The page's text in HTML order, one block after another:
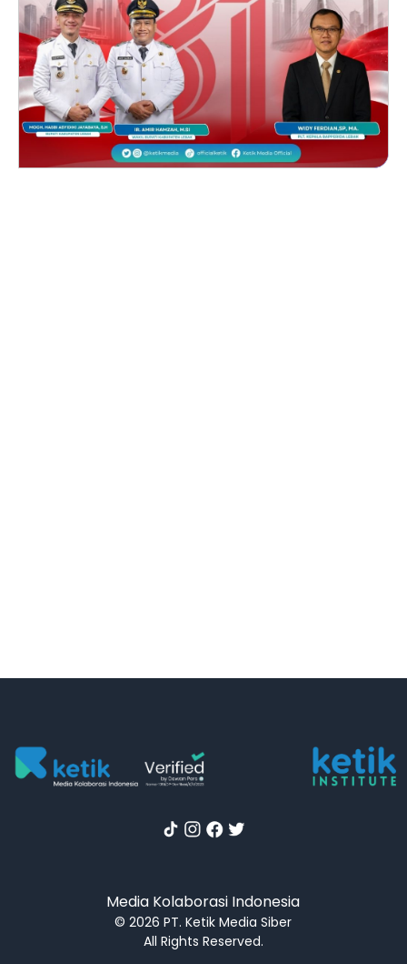
Media Kolaborasi Indonesia
© 2026 PT. Ketik Media Siber
All Rights Reserved.